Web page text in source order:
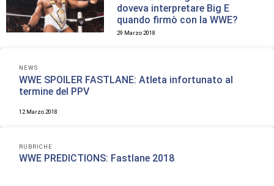
doveva interpretare Big E
quando firmò con la WWE?
29 Marzo 2018
NEWS
WWE SPOILER FASTLANE: Atleta infortunato al
termine del PPV
12 Marzo 2018
RUBRICHE
WWE PREDICTIONS: Fastlane 2018